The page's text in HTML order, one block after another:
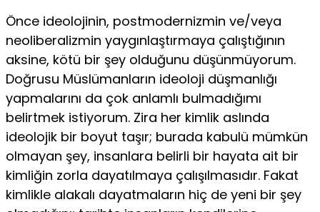
Önce ideolojinin, postmodernizmin ve/veya
neoliberalizmin yaygınlaştırmaya çalıştığının
aksine, kötü bir şey olduğunu düşün­müyorum.
Doğrusu Müslümanların ideoloji düşmanlığı
yapmalarını da çok anlamlı bulmadığımı
belirtmek istiyorum. Zira her kimlik as­lında
ideolojik bir boyut taşır; burada kabulü mümkün
olmayan şey, insanlara belirli bir hayata ait bir
kimliğin zorla dayatılmaya çalışıl­masıdır. Fakat
kimlikle alakalı dayatmaların hiç de yeni bir şey